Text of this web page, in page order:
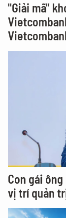
"Giải mã"
Con gái
vị trí quản